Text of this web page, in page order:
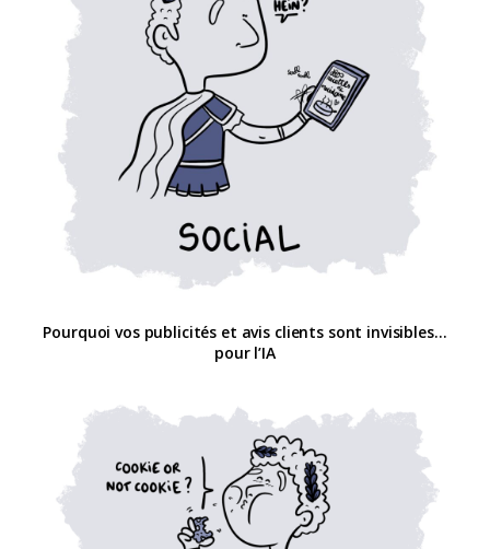
Pourquoi vos publicités et avis clients sont invisibles…
pour l’IA